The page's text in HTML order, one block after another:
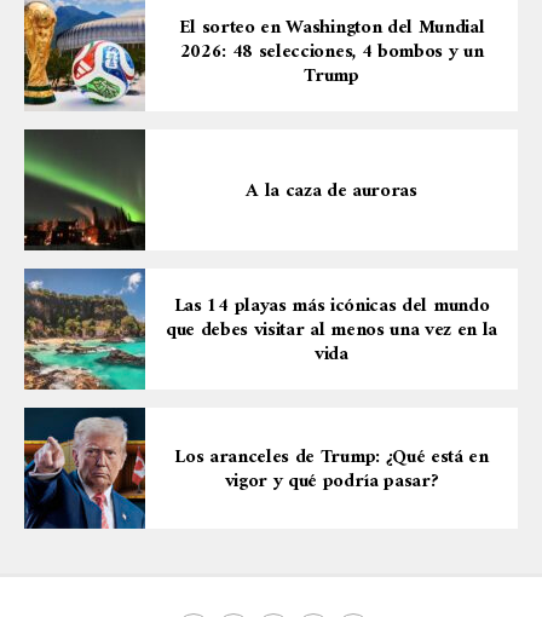
El sorteo en Washington del Mundial
2026: 48 selecciones, 4 bombos y un
Trump
A la caza de auroras
Las 14 playas más icónicas del mundo
que debes visitar al menos una vez en la
vida
Los aranceles de Trump: ¿Qué está en
vigor y qué podría pasar?